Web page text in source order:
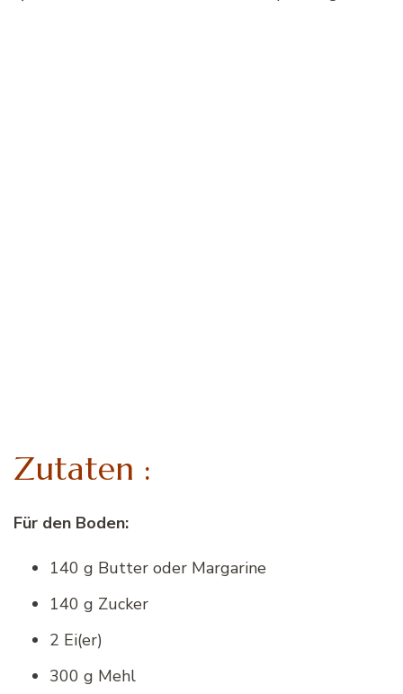
Zutaten :
Für den Boden:
140 g Butter oder Margarine
140 g Zucker
2 Ei(er)
300 g Mehl